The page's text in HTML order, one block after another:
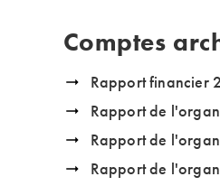
Comptes
Rapport financier
Rapport de
Rapport de
Rapport de